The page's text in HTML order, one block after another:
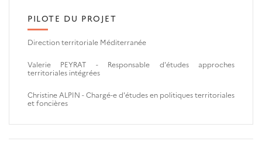
PILOTE DU PROJET
Direction territoriale Méditerranée
Valerie PEYRAT - Responsable d'études approches
territoriales intégrées
Christine ALPIN -Chargé-e d'études en politiques territoriales
et foncières